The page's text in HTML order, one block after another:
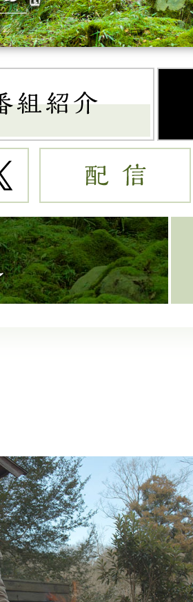
Twitter